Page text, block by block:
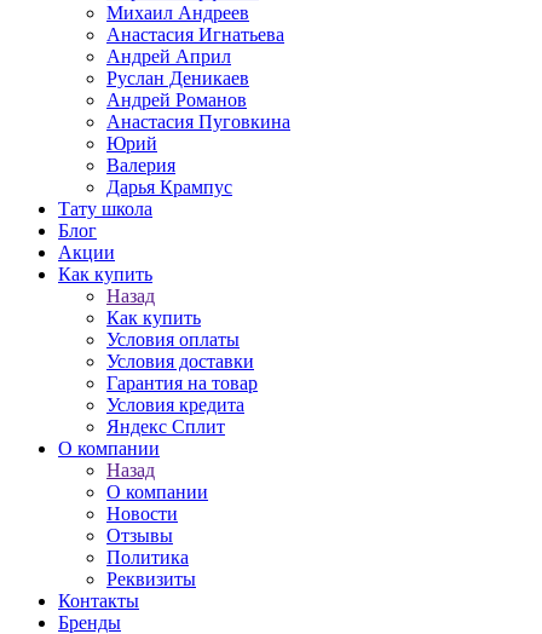
Михаил Андреев
Анастасия Игнатьева
Андрей Април
Руслан Деникаев
Андрей Романов
Анастасия Пуговкина
Юрий
Валерия
Дарья Крампус
Тату школа
Блог
Акции
Как купить
Назад
Как купить
Условия оплаты
Условия доставки
Гарантия на товар
Условия кредита
Яндекс Сплит
О компании
Назад
О компании
Новости
Отзывы
Политика
Реквизиты
Контакты
Бренды